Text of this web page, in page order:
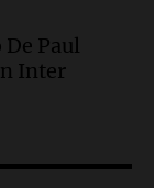
el cierre
la
aprueba
Paul
Inter